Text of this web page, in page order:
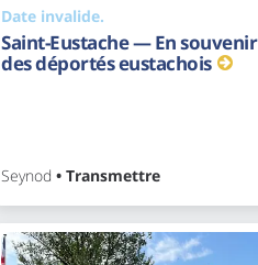
Date invalide.
Saint-Eustache — En souvenir
des déportés eustachois
Seynod • Transmettre